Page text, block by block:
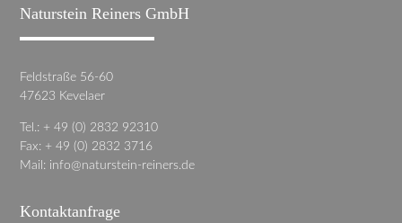
Naturstein Reiners GmbH
Feldstraße 56-60
47623 Kevelaer
Tel.: + 49 (0) 2832 92310
Fax: + 49 (0) 2832 3716
Mail: info@naturstein-reiners.de
Kontaktanfrage